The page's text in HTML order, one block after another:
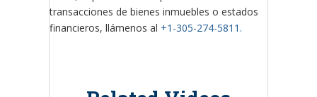
transacciones de bienes inmuebles o estados
financieros, llámenos al +1-305-274-5811.